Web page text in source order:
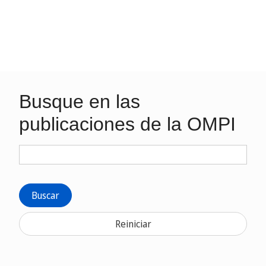
Busque en las
publicaciones de la OMPI
Buscar
Reiniciar